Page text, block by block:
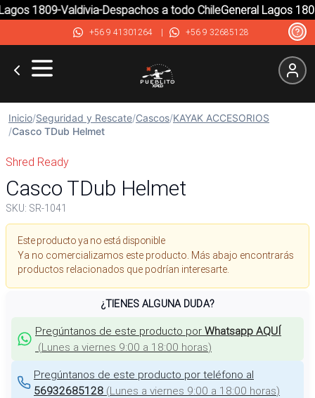
1809-Valdivia-Despachos a todo ChileGeneral Lagos
+56 9 41301264| +56 9 32685128
Inicio/Seguridad y Rescate/Cascos/KAYAK ACCESORIOS
/Casco TDub Helmet
Shred Ready
Casco TDub Helmet
SKU: SR-1041
Este producto ya no está disponible
Ya no comercializamos este producto. Más abajo encontrarás
productos relacionados que podrían interesarte.
¿TIENES ALGUNA DUDA?
Pregúntanos de este producto por Whatsapp AQUÍ
(Lunes a viernes 9:00 a 18:00 horas)
Pregúntanos de este producto por teléfono al
56932685128 (Lunes a viernes 9:00 a 18:00 horas)